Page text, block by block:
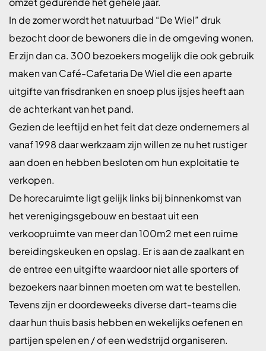
In de zomer wordt het natuurbad “De Wiel” druk
bezocht door de bewoners die in de omgeving wonen.
Er zijn dan ca. 300 bezoekers mogelijk die ook gebruik
maken van Café-Cafetaria De Wiel die een aparte
uitgifte van frisdranken en snoep plus ijsjes heeft aan
de achterkant van het pand.
Gezien de leeftijd en het feit dat deze ondernemers al
vanaf 1998 daar werkzaam zijn willen ze nu het rustiger
aan doen en hebben besloten om hun exploitatie te
verkopen.
De horecaruimte ligt gelijk links bij binnenkomst van
het verenigingsgebouw en bestaat uit een
verkoopruimte van meer dan 100m2 met een ruime
bereidingskeuken en opslag. Er is aan de zaalkant en
de entree een uitgifte waardoor niet alle sporters of
bezoekers naar binnen moeten om wat te bestellen.
Tevens zijn er doordeweeks diverse dart-teams die
daar hun thuis basis hebben en wekelijks oefenen en
partijen spelen en / of een wedstrijd organiseren.